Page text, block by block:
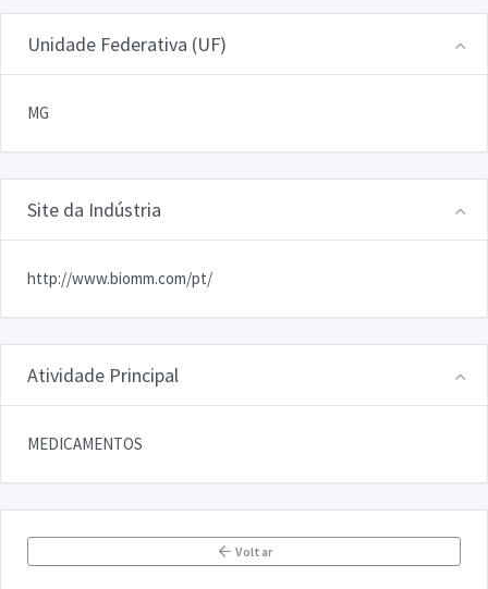
Unidade Federativa (UF)
MG
Site da Indústria
http://www.biomm.com/pt/
Atividade Principal
MEDICAMENTOS
Voltar